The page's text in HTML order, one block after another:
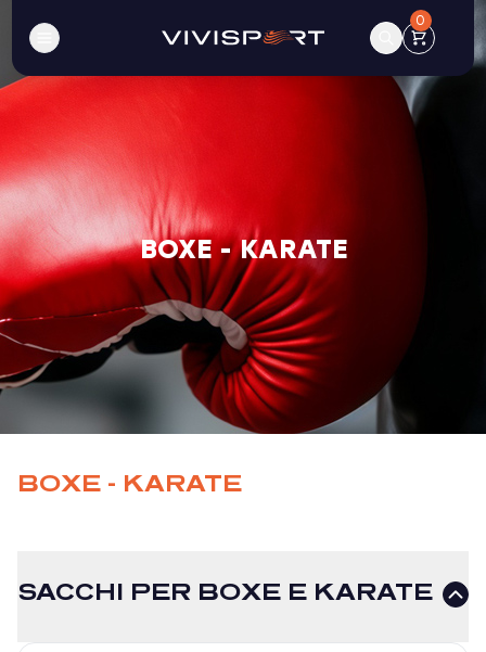
0
BOXE - KARATE
BOXE - KARATE
SACCHI PER BOXE E KARATE